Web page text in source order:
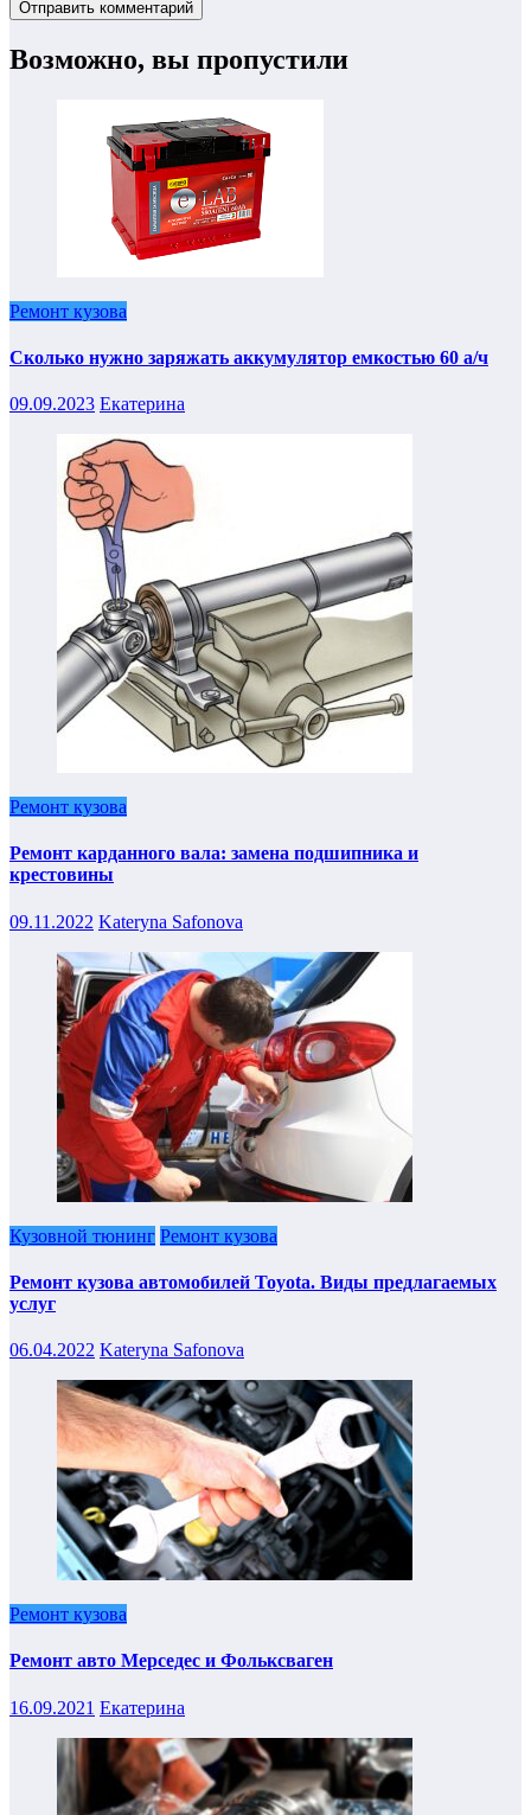
Возможно, вы пропустили
Ремонт кузова
Сколько нужно заряжать аккумулятор емкостью 60 а/ч
09.09.2023 Екатерина
Ремонт кузова
Ремонт карданного вала: замена подшипника и
крестовины
09.11.2022 Kateryna Safonova
Кузовной тюнинг Ремонт кузова
Ремонт кузова автомобилей Toyota. Виды предлагаемых
услуг
06.04.2022 Kateryna Safonova
Ремонт кузова
Ремонт авто Мерседес и Фольксваген
16.09.2021 Екатерина